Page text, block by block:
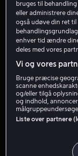
bruges til
eller administrere
også udøve din ret til
enhver tid ændre
deles med vores
Vi og vores
Bruge præcise
scanne
og/eller tilgå
og indhold,
Liste over partnere